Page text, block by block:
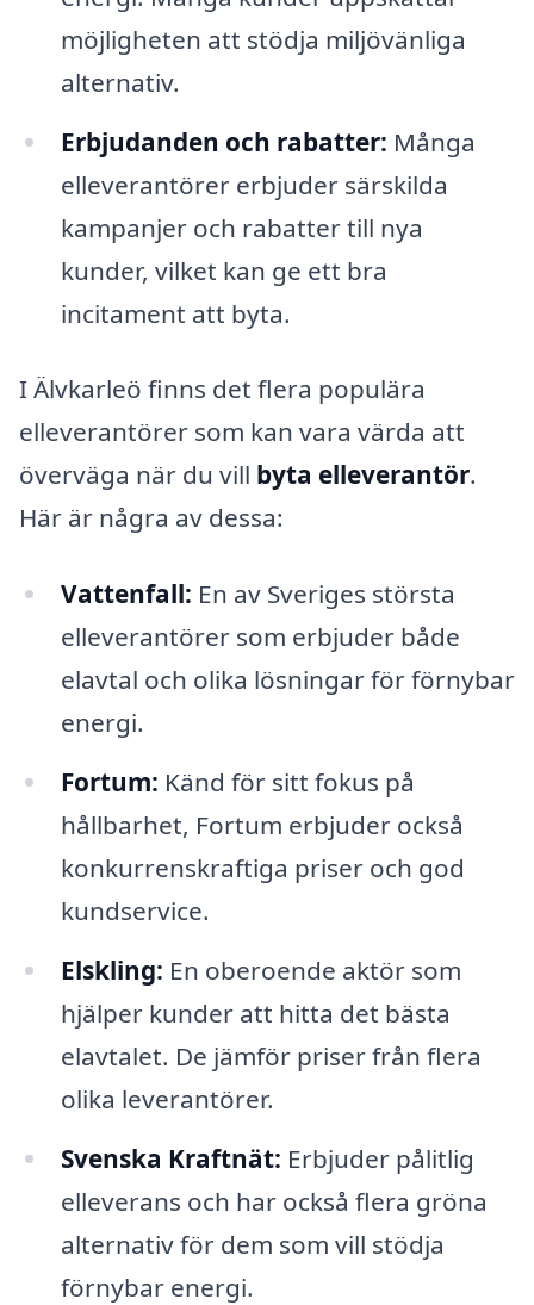
möjligheten att stödja miljövänliga
alternativ.
Erbjudanden och rabatter: Många
elleverantörer erbjuder särskilda
kampanjer och rabatter till nya
kunder, vilket kan ge ett bra
incitament att byta.
I Älvkarleö finns det flera populära
elleverantörer som kan vara värda att
överväga när du vill byta elleverantör.
Här är några av dessa:
Vattenfall: En av Sveriges största
elleverantörer som erbjuder både
elavtal och olika lösningar för förnybar
energi.
Fortum: Känd för sitt fokus på
hållbarhet, Fortum erbjuder också
konkurrenskraftiga priser och god
kundservice.
Elskling: En oberoende aktör som
hjälper kunder att hitta det bästa
elavtalet. De jämför priser från flera
olika leverantörer.
Svenska Kraftnät: Erbjuder pålitlig
elleverans och har också flera gröna
alternativ för dem som vill stödja
förnybar energi.